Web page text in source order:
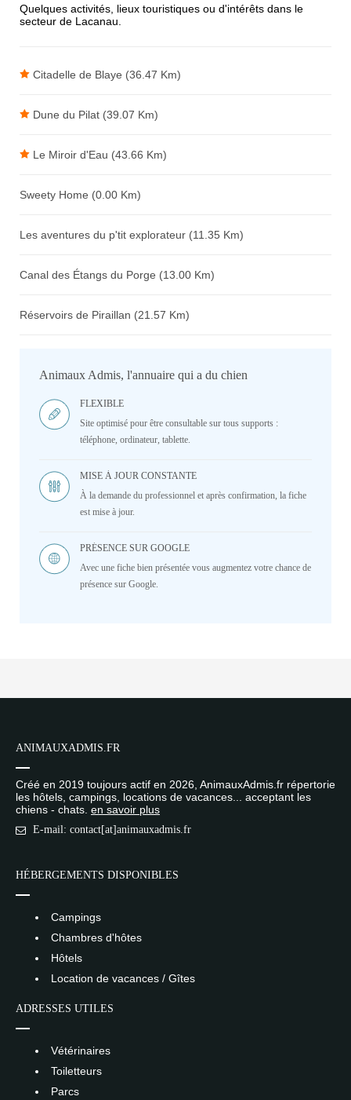
Quelques activités, lieux touristiques ou d'intérêts dans le
secteur de Lacanau.
Citadelle de Blaye (36.47 Km)
Dune du Pilat (39.07 Km)
Le Miroir d'Eau (43.66 Km)
Sweety Home (0.00 Km)
Les aventures du p'tit explorateur (11.35 Km)
Canal des Étangs du Porge (13.00 Km)
Réservoirs de Piraillan (21.57 Km)
Animaux Admis, l'annuaire qui a du chien
FLEXIBLE
Site optimisé pour être consultable sur tous supports :
téléphone, ordinateur, tablette.
MISE À JOUR CONSTANTE
À la demande du professionnel et après confirmation, la fiche
est mise à jour.
PRÉSENCE SUR GOOGLE
Avec une fiche bien présentée vous augmentez votre chance de
présence sur Google.
ANIMAUXADMIS.FR
Créé en 2019 toujours actif en 2026, AnimauxAdmis.fr répertorie
les hôtels, campings, locations de vacances... acceptant les
chiens - chats. en savoir plus
E-mail: contact[at]animauxadmis.fr
HÉBERGEMENTS DISPONIBLES
Campings
Chambres d'hôtes
Hôtels
Location de vacances / Gîtes
ADRESSES UTILES
Vétérinaires
Toiletteurs
Parcs